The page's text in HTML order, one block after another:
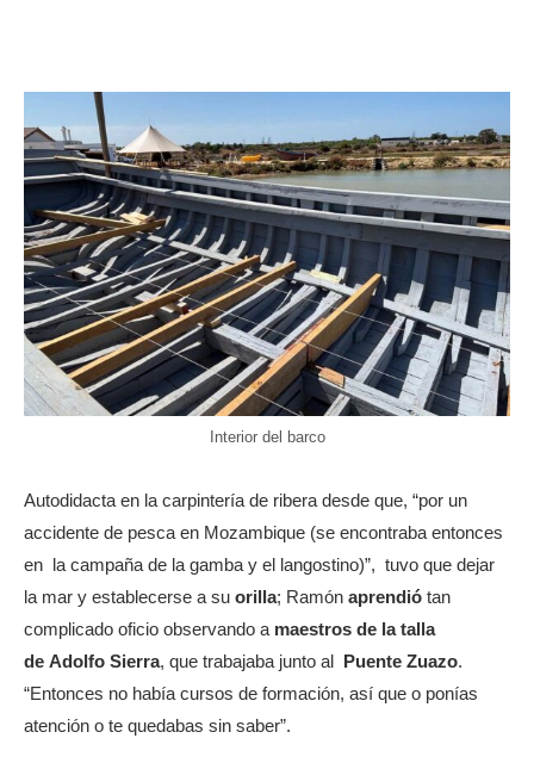
Interior del barco
Autodidacta en la carpintería de ribera desde que, “por un
accidente de pesca en Mozambique (se encontraba entonces
en la campaña de la gamba y el langostino)”, tuvo que dejar
la mar y establecerse a su orilla; Ramón aprendió tan
complicado oficio observando a maestros de la talla
de Adolfo Sierra, que trabajaba junto al Puente Zuazo.
“Entonces no había cursos de formación, así que o ponías
atención o te quedabas sin saber”.